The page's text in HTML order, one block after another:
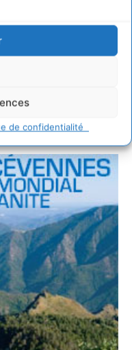
de confidentialité